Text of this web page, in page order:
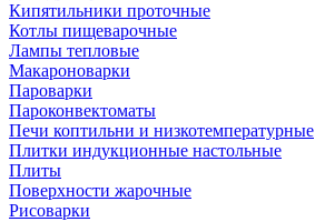
Кипятильники проточные
Котлы пищеварочные
Лампы тепловые
Макароноварки
Пароварки
Пароконвектоматы
Печи коптильни и низкотемпературные
Плитки индукционные настольные
Плиты
Поверхности жарочные
Рисоварки